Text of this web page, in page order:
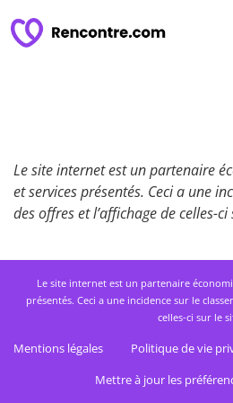
Le site internet est un partenaire
et services présentés. Ceci a une
des offres et l’affichage de celles-ci
Le site internet est un partenaire
présentés. Ceci a une incidence sur le
celles-ci sur le
Mentions légales Politique de vie
Mettre à jour les